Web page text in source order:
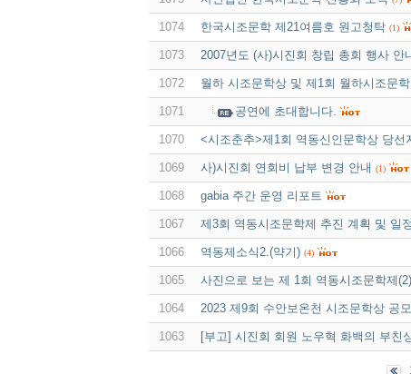
1074 한국시조문학 제21여름호 원고청탁 (1)
1073 2007년도 (사)시진회 창립 총회 행사 안
1072 월하 시조문학상 및 제1회 월하시조문학
1071 공연에 초대합니다.
1070 <시조춘추>제1회 역동신인문학상 당선
1069 사)시진회 연회비 납부 변경 안내 (1)
1068 gabia 주간 운영 리포트
1067 제3회 역동시조문학제 추진 계획 및 일
1066 역동제소식2.(약기) (4)
1065 사진으로 보는 제 1회 역동시조문학제(2)
1064 2023 제9회 수안보온천 시조문학상 공모
1063 [부고] 시진회 회원 노우혁 화백의 부친